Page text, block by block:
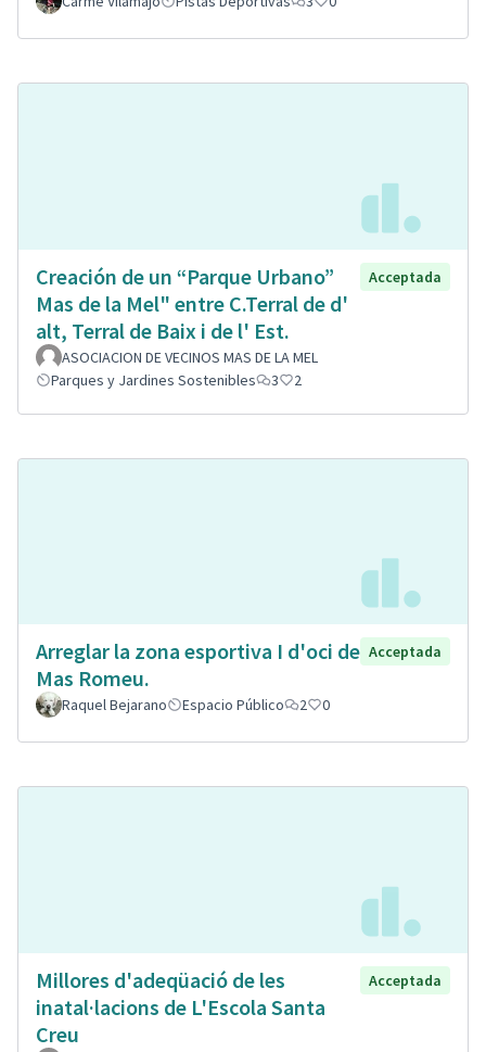
Creación de un “Parque Urbano”
Mas de la Mel" entre C.Terral de d'
alt, Terral de Baix i de l' Est.
Acceptada
ASOCIACION DE VECINOS MAS DE LA MEL
Parques y Jardines Sostenibles
3 2
Arreglar la zona esportiva I d'oci de
Mas Romeu.
Acceptada
Raquel Bejarano Espacio Público 2 0
Millores d'adeqüació de les
inatal·lacions de L'Escola Santa
Creu
Acceptada